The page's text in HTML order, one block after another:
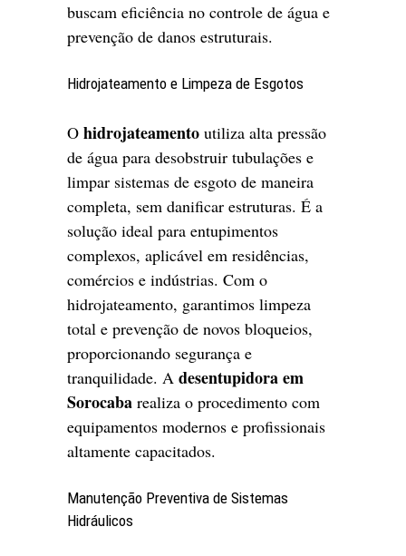
buscam eficiência no controle de água e
prevenção de danos estruturais.
Hidrojateamento e Limpeza de Esgotos
O hidrojateamento utiliza alta pressão
de água para desobstruir tubulações e
limpar sistemas de esgoto de maneira
completa, sem danificar estruturas. É a
solução ideal para entupimentos
complexos, aplicável em residências,
comércios e indústrias. Com o
hidrojateamento, garantimos limpeza
total e prevenção de novos bloqueios,
proporcionando segurança e
tranquilidade. A desentupidora em
Sorocaba realiza o procedimento com
equipamentos modernos e profissionais
altamente capacitados.
Manutenção Preventiva de Sistemas
Hidráulicos